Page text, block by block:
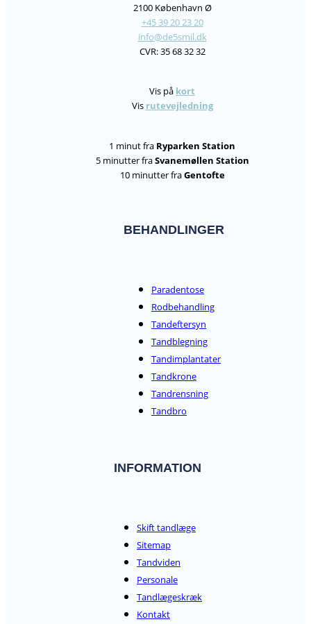
2100 København Ø
+45 39 20 23 20
info@de5smil.dk
CVR: 35 68 32 32
Vis på kort
Vis rutevejledning
1 minut fra Ryparken Station
5 minutter fraSvanemøllen Station
10 minutter fraGentofte
BEHANDLINGER
Paradentose
Rodbehandling
Tandeftersyn
Tandblegning
Tandimplantater
Tandkrone
Tandrensning
Tandbro
INFORMATION
Skift tandlæge
Sitemap
Tandviden
Personale
Tandlægeskræk
Kontakt